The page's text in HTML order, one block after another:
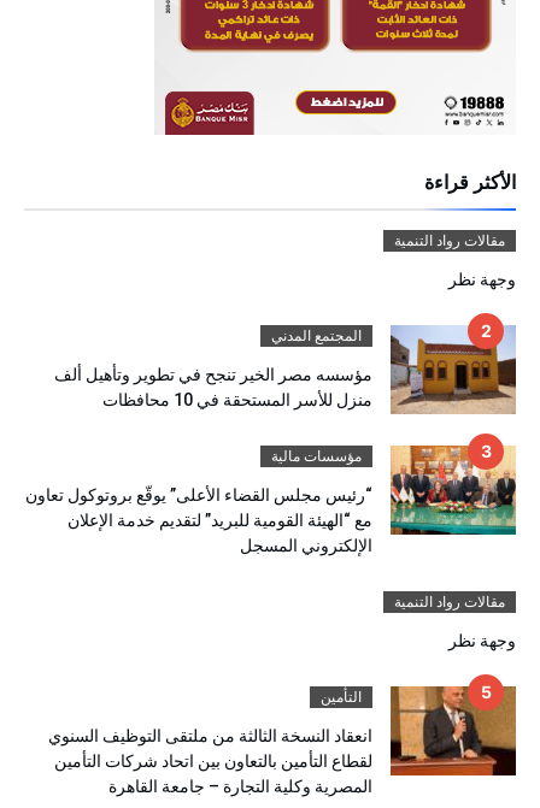
الأكثر قراءة
مقالات رواد التنمية
وجهة نظر
المجتمع المدني
مؤسسه مصر الخير تنجح في تطوير وتأهيل ألف
منزل للأسر المستحقة في 10 محافظات
مؤسسات مالية
“رئيس مجلس القضاء الأعلى” يوقّع بروتوكول تعاون
مع “الهيئة القومية للبريد” لتقديم خدمة الإعلان
الإلكتروني المسجل
مقالات رواد التنمية
وجهة نظر
التأمين
انعقاد النسخة الثالثة من ملتقى التوظيف السنوي
لقطاع التأمين بالتعاون بين اتحاد شركات التأمين
المصرية وكلية التجارة – جامعة القاهرة